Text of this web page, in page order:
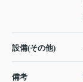
設備(その他)
備考